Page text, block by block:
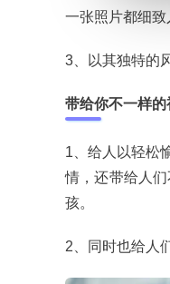
一张照片都细致
3、以其独特的
带给你不一样的
1、给人以轻松
情，还带给人
孩。
2、同时也给人